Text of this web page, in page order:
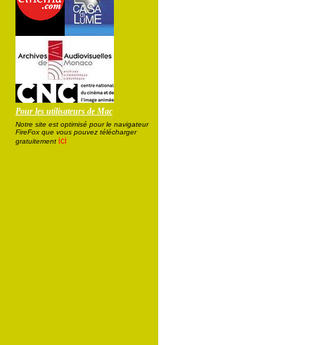
Pour les utilisateurs de Mac
Notre site est optimisé pour le navigateur
FireFox que vous pouvez télécharger
gratuitement ici